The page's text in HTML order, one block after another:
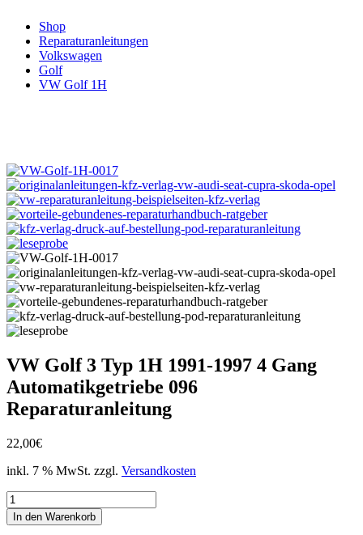
Shop
Reparaturanleitungen
Volkswagen
Golf
VW Golf 1H
VW Golf 3 Typ 1H 1991-1997 4 Gang
Automatikgetriebe 096
Reparaturanleitung
22,00€
inkl. 7 % MwSt. zzgl. Versandkosten
VW
Golf
3
In den Warenkorb